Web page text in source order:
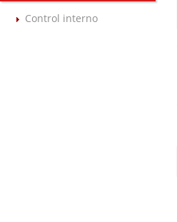
Control interno